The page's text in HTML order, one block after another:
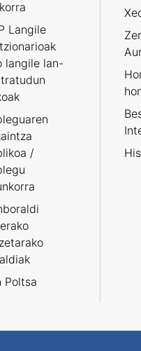
Langile
langile lan-
/
Poltsa